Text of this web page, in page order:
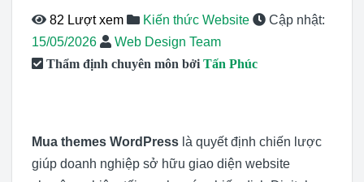
82 Lượt xem Kiến thức Website
Cập nhật:
15/05/2026
Web Design Team
Thẩm định chuyên môn bởi Tấn Phúc
Mua themes WordPress là quyết định chiến lược
giúp doanh nghiệp sở hữu giao diện website